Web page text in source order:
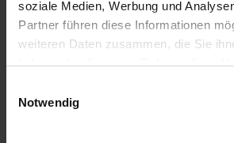
soziale Medien, Werbung und
Partner führen diese Informationen
weiteren Daten zusammen, die Sie
haben oder die sie im Rahmen Ihrer
Notwendig
6,97 €